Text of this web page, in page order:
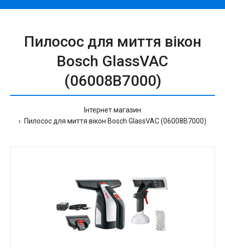
Пилосос для миття вікон
Bosch GlassVAC
(06008B7000)
Інтернет магазин
Пилосос для миття вікон Bosch GlassVAC (06008B7000)